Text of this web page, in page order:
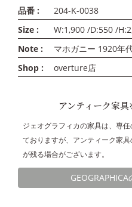
品番 :
204-K-0038
Size :
W:1,900 /D:550 /
Note :
マホガニー 1920年
Shop :
overture店
アンティーク家
ジェオグラフィカの家具は、専
ておりますが、アンティーク家
が残る場合がございます。